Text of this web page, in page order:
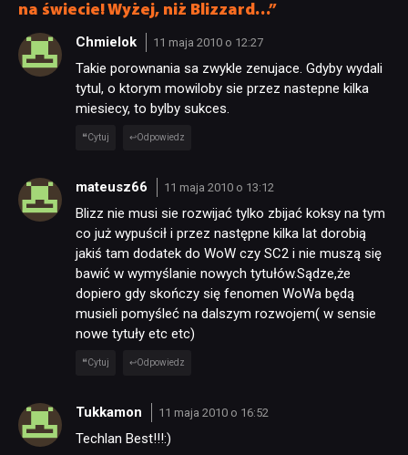
na świecie! Wyżej, niż Blizzard…”
Chmielok 11 maja 2010 o 12:27
Takie porownania sa zwykle zenujace. Gdyby wydali
tytul, o ktorym mowiloby sie przez nastepne kilka
miesiecy, to bylby sukces.
Cytuj Odpowiedz
mateusz66 11 maja 2010 o 13:12
Blizz nie musi sie rozwijać tylko zbijać koksy na tym
co już wypuścił i przez następne kilka lat dorobią
jakiś tam dodatek do WoW czy SC2 i nie muszą się
bawić w wymyślanie nowych tytułów.Sądze,że
dopiero gdy skończy się fenomen WoWa będą
musieli pomyśleć na dalszym rozwojem( w sensie
nowe tytuły etc etc)
Cytuj Odpowiedz
Tukkamon 11 maja 2010 o 16:52
Techlan Best!!!:)